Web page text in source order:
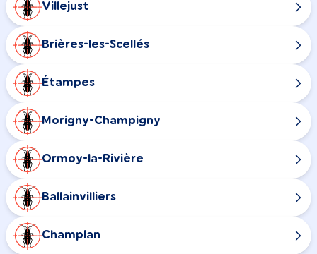
Villejust
Brières-les-Scellés
Étampes
Morigny-Champigny
Ormoy-la-Rivière
Ballainvilliers
Champlan